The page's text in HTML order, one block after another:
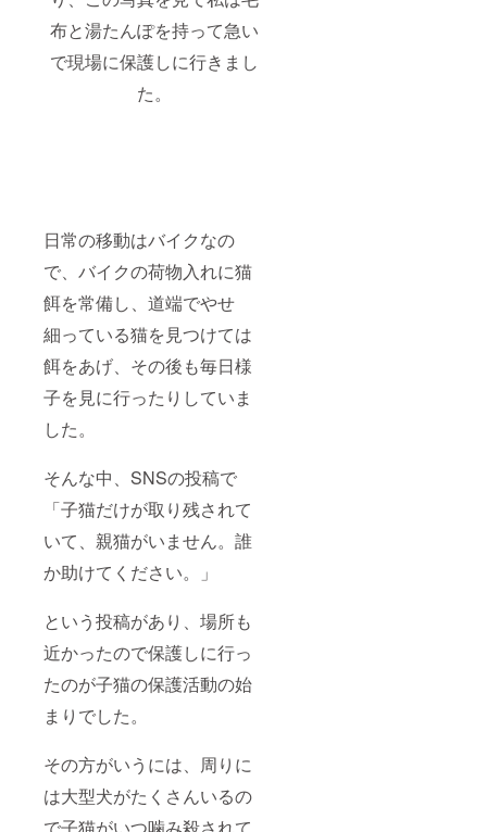
布と湯たんぽを持って急い
で現場に保護しに行きまし
た。
日常の移動はバイクなの
で、バイクの荷物入れに猫
餌を常備し、道端でやせ
細っている猫を見つけては
餌をあげ、その後も毎日様
子を見に行ったりしていま
した。
そんな中、SNSの投稿で
「子猫だけが取り残されて
いて、親猫がいません。誰
か助けてください。」
という投稿があり、場所も
近かったので保護しに行っ
たのが子猫の保護活動の始
まりでした。
その方がいうには、周りに
は大型犬がたくさんいるの
で子猫がいつ噛み殺されて